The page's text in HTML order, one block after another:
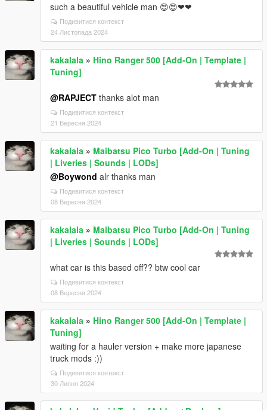
such a beautiful vehicle man 😍😍❤❤
Подивитися контекст
24 Листопада 2024
kakalala » Hino Ranger 500 [Add-On | Template |
Tuning]
@RAPJECT thanks alot man
Подивитися контекст
21 Вересня 2024
kakalala » Maibatsu Pico Turbo [Add-On | Tuning
| Liveries | Sounds | LODs]
@Boywond alr thanks man
Подивитися контекст
08 Вересня 2024
kakalala » Maibatsu Pico Turbo [Add-On | Tuning
| Liveries | Sounds | LODs]
what car is this based off?? btw cool car
Подивитися контекст
08 Вересня 2024
kakalala » Hino Ranger 500 [Add-On | Template |
Tuning]
waiting for a hauler version + make more japanese
truck mods :))
Подивитися контекст
30 Липня 2024